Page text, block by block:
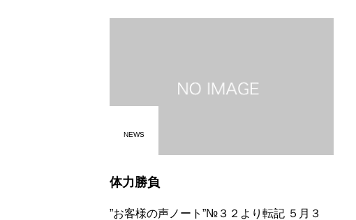
が、東京から取材に来て下さること、すごい
NEWS
体力勝負
”お客様の声ノート”№３２より転記 ５月３